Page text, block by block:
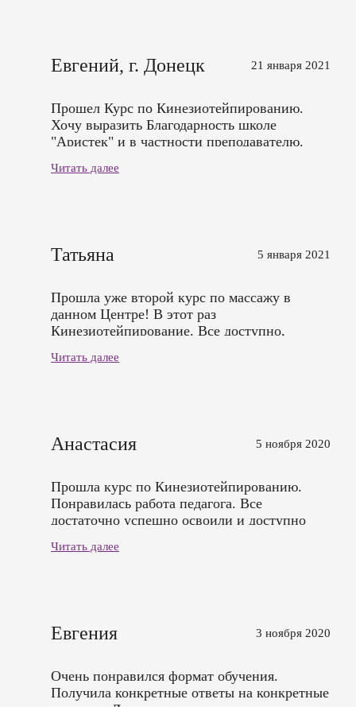
Евгений, г. Донецк 21 января 2021
Прошел Курс по Кинезиотейпированию.
Хочу выразить Благодарность школе
"Аристек" и в частности преподавателю.
Читать далее
Татьяна 5 января 2021
Прошла уже второй курс по массажу в
данном Центре! В этот раз
Кинезиотейпирование. Все доступно,
Спасибо большое!
Читать далее
Анастасия 5 ноября 2020
Прошла курс по Кинезиотейпированию.
Понравилась работа педагога. Все
достаточно успешно освоили и доступно
Читать далее
Евгения 3 ноября 2020
Очень понравился формат обучения.
Получила конкретные ответы на конкретные